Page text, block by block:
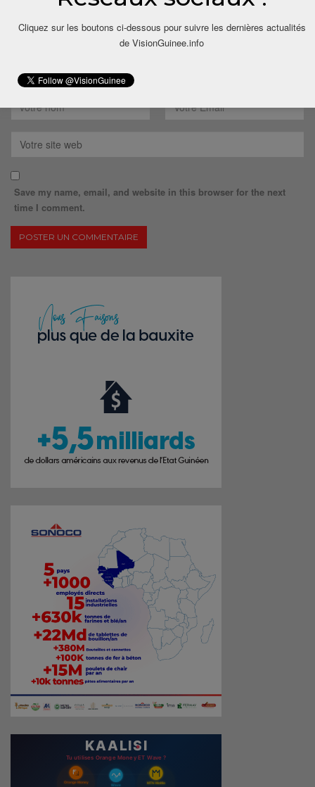
Save my name, email, and website in this browser for the next
time I comment.
Cliquez sur les boutons ci-dessous pour suivre les dernières actualités
de VisionGuinee.info